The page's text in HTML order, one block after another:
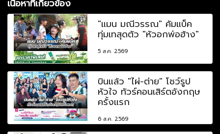
เนื้อหาที่เกี่ยวข้อง
"แมน มณีวรรณ" คัมแบ็ค
ทุ่มเทสุดตัว "หัวอกพ่อฮ้าง"
5 ส.ค. 2569
บินแล้ว "ไผ่-ต่าย" โชว์รูป
หัวใจ ทัวร์คอนเสิร์ตอังกฤษ
ครั้งแรก
6 ส.ค. 2569